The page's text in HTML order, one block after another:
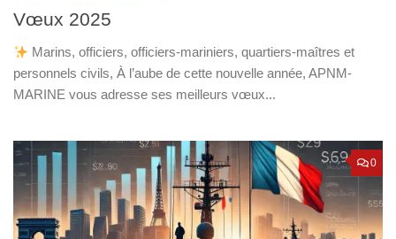
Vœux 2025
Marins, officiers, officiers-mariniers, quartiers-maîtres et
personnels civils, À l’aube de cette nouvelle année, APNM-
MARINE vous adresse ses meilleurs vœux...
0